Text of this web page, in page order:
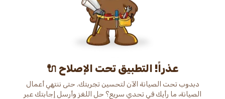
عذراً! التطبيق تحت الإصلاح 🔌
دبدوب تحت الصيانة الآن لتحسين تجربتك. حتى ننتهي أعمال
الصيانة، ما رأيك في تحدي سريع؟ حل اللغز وأرسل إجابتك عبر